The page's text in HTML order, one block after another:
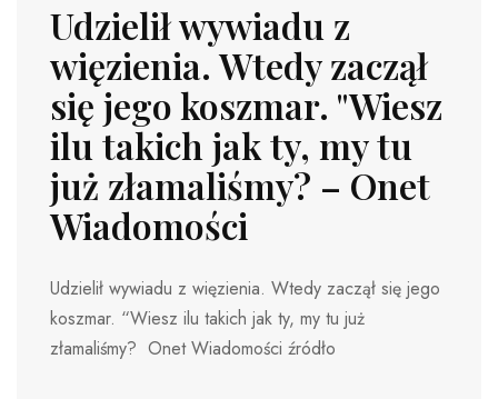
Udzielił wywiadu z
więzienia. Wtedy zaczął
się jego koszmar. "Wiesz
ilu takich jak ty, my tu
już złamaliśmy? – Onet
Wiadomości
Udzielił wywiadu z więzienia. Wtedy zaczął się jego
koszmar. “Wiesz ilu takich jak ty, my tu już
złamaliśmy? Onet Wiadomości źródło